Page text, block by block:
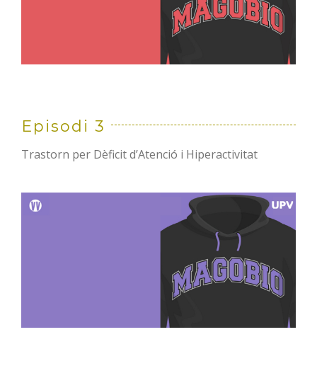
Episodi 3
Trastorn per Dèficit d’Atenció i Hiperactivitat